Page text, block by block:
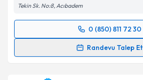
Tekin Sk. No:8, Acıbadem
0 (850) 811 72 30
Randevu Talep Et
Randevu Takvimi Talebi